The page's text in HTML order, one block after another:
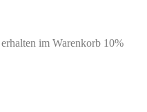
im Warenkorb 10%